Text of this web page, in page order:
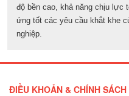
độ bền cao, khả năng chịu lực
ứng tốt các yêu cầu khắt khe
nghiệp.
ĐIỀU KHOẢN & CHÍNH SÁCH